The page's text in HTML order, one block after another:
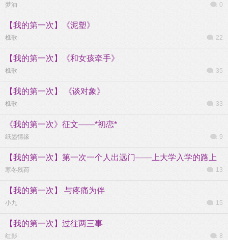
梦油 0
【我的第一次】《泥塑》
樵歌 22
【我的第一次】《和女孩牵手》
樵歌 35
【我的第一次】 《谈对象》
樵歌 33
《我的第一次》征文——*初恋*
纸墨情缘 9
【我的第一次】第一次一个人出远门——上大学入学的路上
寒冬残荷 13
【我的第一次】 与疼痛为伴
小九 15
【我的第一次】过往两三事
红影 8